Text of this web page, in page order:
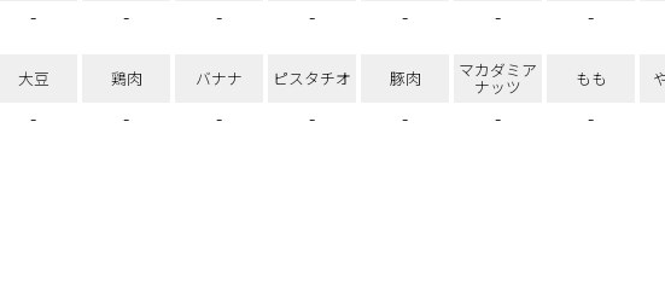
- - - - - - -
大豆
-
鶏肉
-
バナナ
-
ピスタチオ
-
豚肉
-
マカダミア
ナッツ
-
もも
-